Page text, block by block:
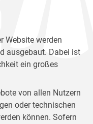
Website werden
ausgebaut. Dabei ist
ein großes
von allen Nutzern
oder technischen
können. Sofern